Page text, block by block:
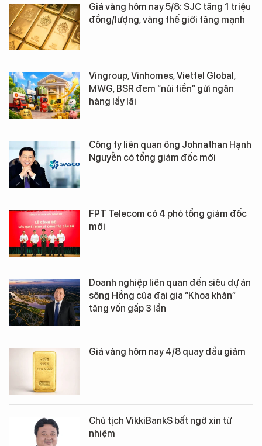
Giá vàng hôm nay 5/8: SJC tăng 1 triệu
đồng/lượng, vàng thế giới tăng mạnh
Vingroup, Vinhomes, Viettel Global,
MWG, BSR đem “núi tiền” gửi ngân
hàng lấy lãi
Công ty liên quan ông Johnathan Hạnh
Nguyễn có tổng giám đốc mới
FPT Telecom có 4 phó tổng giám đốc
mới
Doanh nghiệp liên quan đến siêu dự án
sông Hồng của đại gia “Khoa khàn”
tăng vốn gấp 3 lần
Giá vàng hôm nay 4/8 quay đầu giảm
Chủ tịch VikkiBankS bất ngờ xin từ
nhiệm